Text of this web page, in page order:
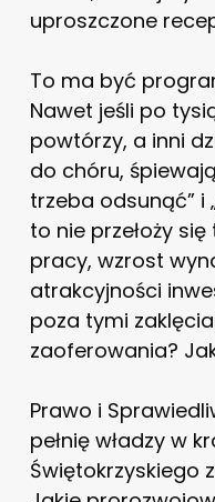
uproszczone
To ma być
Nawet jeśli po
powtórzy, a inni
do chóru,
trzeba odsunąć” i
to nie przełoży
pracy, wzrost
atrakcyjności
poza tymi
zaoferowania?
Prawo i
pełnię władzy w
Świętokrzyskiego